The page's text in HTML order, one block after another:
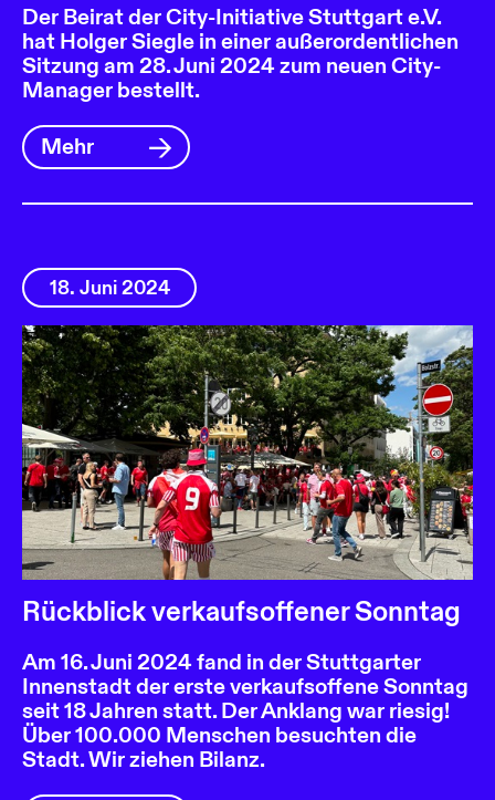
Der Beirat der City-Initiative Stuttgart e.V.
hat Holger Siegle in einer außerordentlichen
Sitzung am 28. Juni 2024 zum neuen City-
Manager bestellt.
Mehr
18. Juni 2024
Rückblick verkaufsoffener Sonntag
Am 16. Juni 2024 fand in der Stuttgarter
Innenstadt der erste verkaufsoffene Sonntag
seit 18 Jahren statt. Der Anklang war riesig!
Über 100.000 Menschen besuchten die
Stadt. Wir ziehen Bilanz.